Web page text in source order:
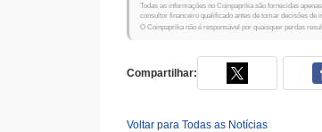
Todas as informações no Coinpaprika são fornecidas
consultor financeiro qualificado antes de tomar decisões de
O Coinpaprika não é responsável por quaisquer perdas
Compartilhar:
Voltar para Todas as Notícias